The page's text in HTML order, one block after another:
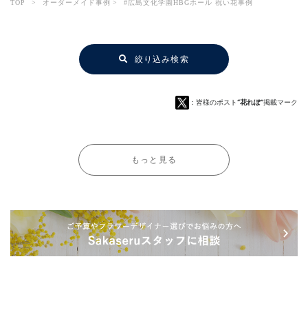
TOP > オーダーメイド事例 > #広島文化学園HBGホール 祝い花事例
絞り込み検索
：皆様のポスト“花れぽ”掲載マーク
もっと見る